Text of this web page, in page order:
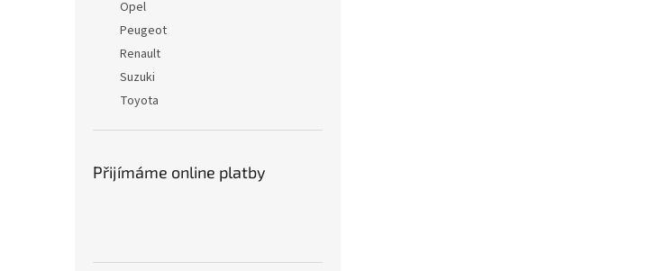
Opel
Peugeot
Renault
Suzuki
Toyota
Přijímáme online platby